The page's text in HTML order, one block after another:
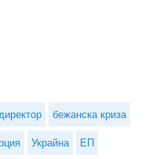
бежанска криза
Украйна ЕП